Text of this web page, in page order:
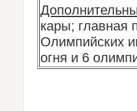
кары;
Олимпийских
огня и 6